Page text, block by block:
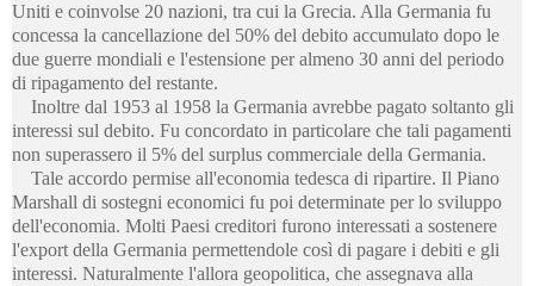
Uniti e coinvolse 20 nazioni, tra cui la Grecia. Alla Germania fu
concessa la cancellazione del 50% del debito accumulato dopo le
due guerre mondiali e l'estensione per almeno 30 anni del periodo
di ripagamento del restante.
Inoltre dal 1953 al 1958 la Germania avrebbe pagato soltanto gli
interessi sul debito. Fu concordato in particolare che tali pagamenti
non superassero il 5% del surplus commerciale della Germania.
Tale accordo permise all'economia tedesca di ripartire. Il Piano
Marshall di sostegni economici fu poi determinate per lo sviluppo
dell'economia. Molti Paesi creditori furono interessati a sostenere
l'export della Germania permettendole così di pagare i debiti e gli
interessi. Naturalmente l'allora geopolitica, che assegnava alla